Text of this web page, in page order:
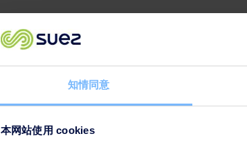
知情同意
本网站使用 cookies
演讲者
第一天：2022年11月28日，星期一
• 主题：“绿色经济：越南最大的发展机遇？”